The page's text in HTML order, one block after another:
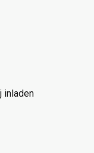
inladen